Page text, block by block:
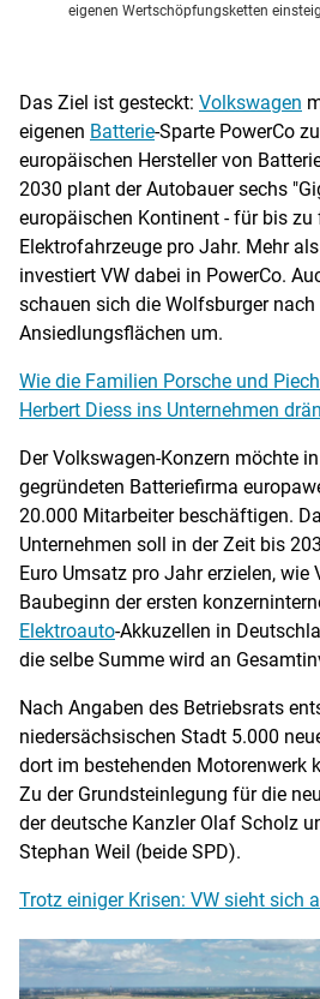
eigenen Wertschöpfungsketten
Das Ziel ist gesteckt: Volkswagen
eigenen Batterie-Sparte PowerCo
europäischen Hersteller von
2030 plant der Autobauer sechs
europäischen Kontinent - für bis
Elektrofahrzeuge pro Jahr. Mehr
investiert VW dabei in PowerCo.
schauen sich die Wolfsburger
Ansiedlungsflächen um.
Wie die Familien Porsche und
Herbert Diess ins Unternehmen
Der Volkswagen-Konzern möchte
gegründeten Batteriefirma
20.000 Mitarbeiter beschäftigen.
Unternehmen soll in der Zeit bis
Euro Umsatz pro Jahr erzielen, wie
Baubeginn der ersten
Elektroauto-Akkuzellen in
die selbe Summe wird an
Nach Angaben des Betriebsrats
niedersächsischen Stadt 5.000
dort im bestehenden Motorenwerk
Zu der Grundsteinlegung für die
der deutsche Kanzler Olaf Scholz
Stephan Weil (beide SPD).
Trotz einiger Krisen: VW sieht sich